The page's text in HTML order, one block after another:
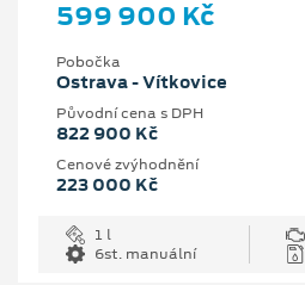
599 900 Kč
Pobočka
Ostrava - Vítkovice
Původní cena s DPH
822 900 Kč
Cenové zvýhodnění
223 000 Kč
1 l
6st. manuální